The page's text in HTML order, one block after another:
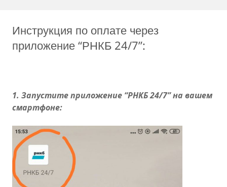
Инструкция по оплате через
приложение “РНКБ 24/7”:
1. Запустите приложение “РНКБ 24/7” на вашем
смартфоне: